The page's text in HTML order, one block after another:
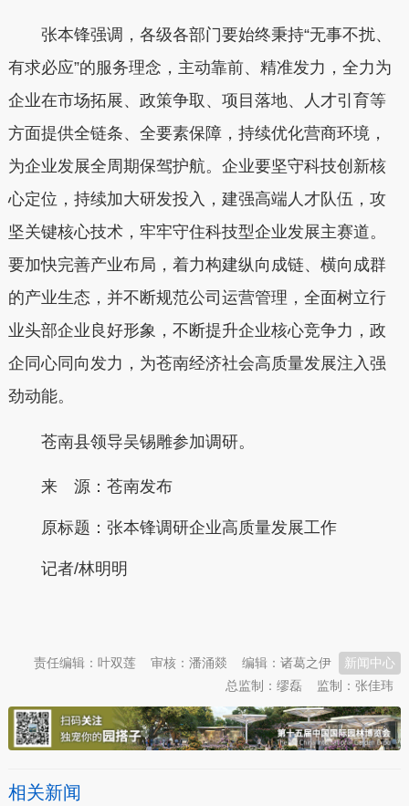
张本锋强调，各级各部门要始终秉持“无事不扰、
有求必应”的服务理念，主动靠前、精准发力，全力为
企业在市场拓展、政策争取、项目落地、人才引育等
方面提供全链条、全要素保障，持续优化营商环境，
为企业发展全周期保驾护航。企业要坚守科技创新核
心定位，持续加大研发投入，建强高端人才队伍，攻
坚关键核心技术，牢牢守住科技型企业发展主赛道。
要加快完善产业布局，着力构建纵向成链、横向成群
的产业生态，并不断规范公司运营管理，全面树立行
业头部企业良好形象，不断提升企业核心竞争力，政
企同心同向发力，为苍南经济社会高质量发展注入强
劲动能。
苍南县领导吴锡雕参加调研。
来 源：苍南发布
原标题： 张本锋调研企业高质量发展工作
记者/林明明
新闻中心
编辑：诸葛之伊
审核：潘涌燚
责任编辑：叶双莲
监制：张佳玮
总监制：缪磊
相关新闻